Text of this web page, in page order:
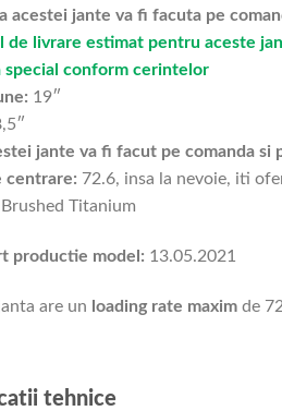
acestei jante va fi facuta pe
de livrare estimat pentru aceste
special conform cerintelor
19″
jante va fi facut pe comanda
centrare: 72.6, insa la nevoie, iti
Brushed Titanium
productie model: 13.05.2021
are un loading rate maxim de
tehnice